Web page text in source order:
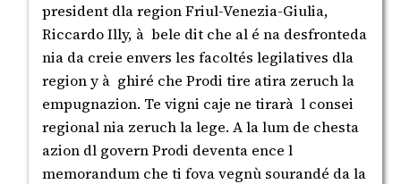
president dla region Friul-Venezia-Giulia,
Riccardo Illy, à bele dit che al é na desfronteda
nia da creie envers les facoltés legilatives dla
region y à ghiré che Prodi tire atira zeruch la
empugnazion. Te vigni caje ne tirarà l consei
regional nia zeruch la lege. A la lum de chesta
azion dl govern Prodi deventa ence l
memorandum che ti fova vegnù sourandé da la